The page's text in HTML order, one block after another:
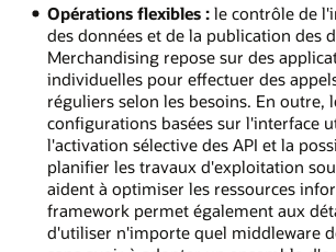
Opérations flexibles :le contrôle de
des données et de la publication des
Merchandising repose sur des
individuelles pour effectuer des
réguliers selon les besoins. En outre,
configurations basées sur l'interface
l'activation sélective des API et la
planifier les travaux d'exploitation
aident à optimiser les ressources
framework permet également aux
d'utiliser n'importe quel middleware